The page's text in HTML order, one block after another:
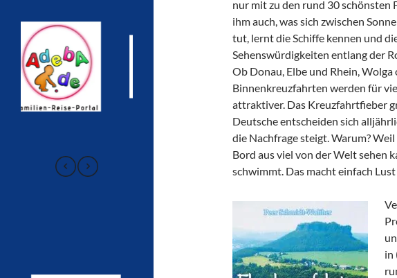
nur mit zu den rund 30 schönsten
ihm auch, was sich zwischen
tut, lernt die Schiffe kennen und
Sehenswürdigkeiten entlang der
Ob Donau, Elbe und Rhein,
Binnenkreuzfahrten werden für
attraktiver. Das Kreuzfahrtfieber
Deutsche entscheiden sich
die Nachfrage steigt. Warum?
Bord aus viel von der Welt sehen
schwimmt. Das macht einfach
in